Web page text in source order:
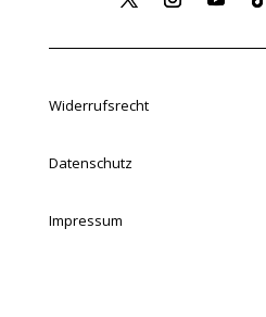
Widerrufsrecht
Datenschutz
Impressum